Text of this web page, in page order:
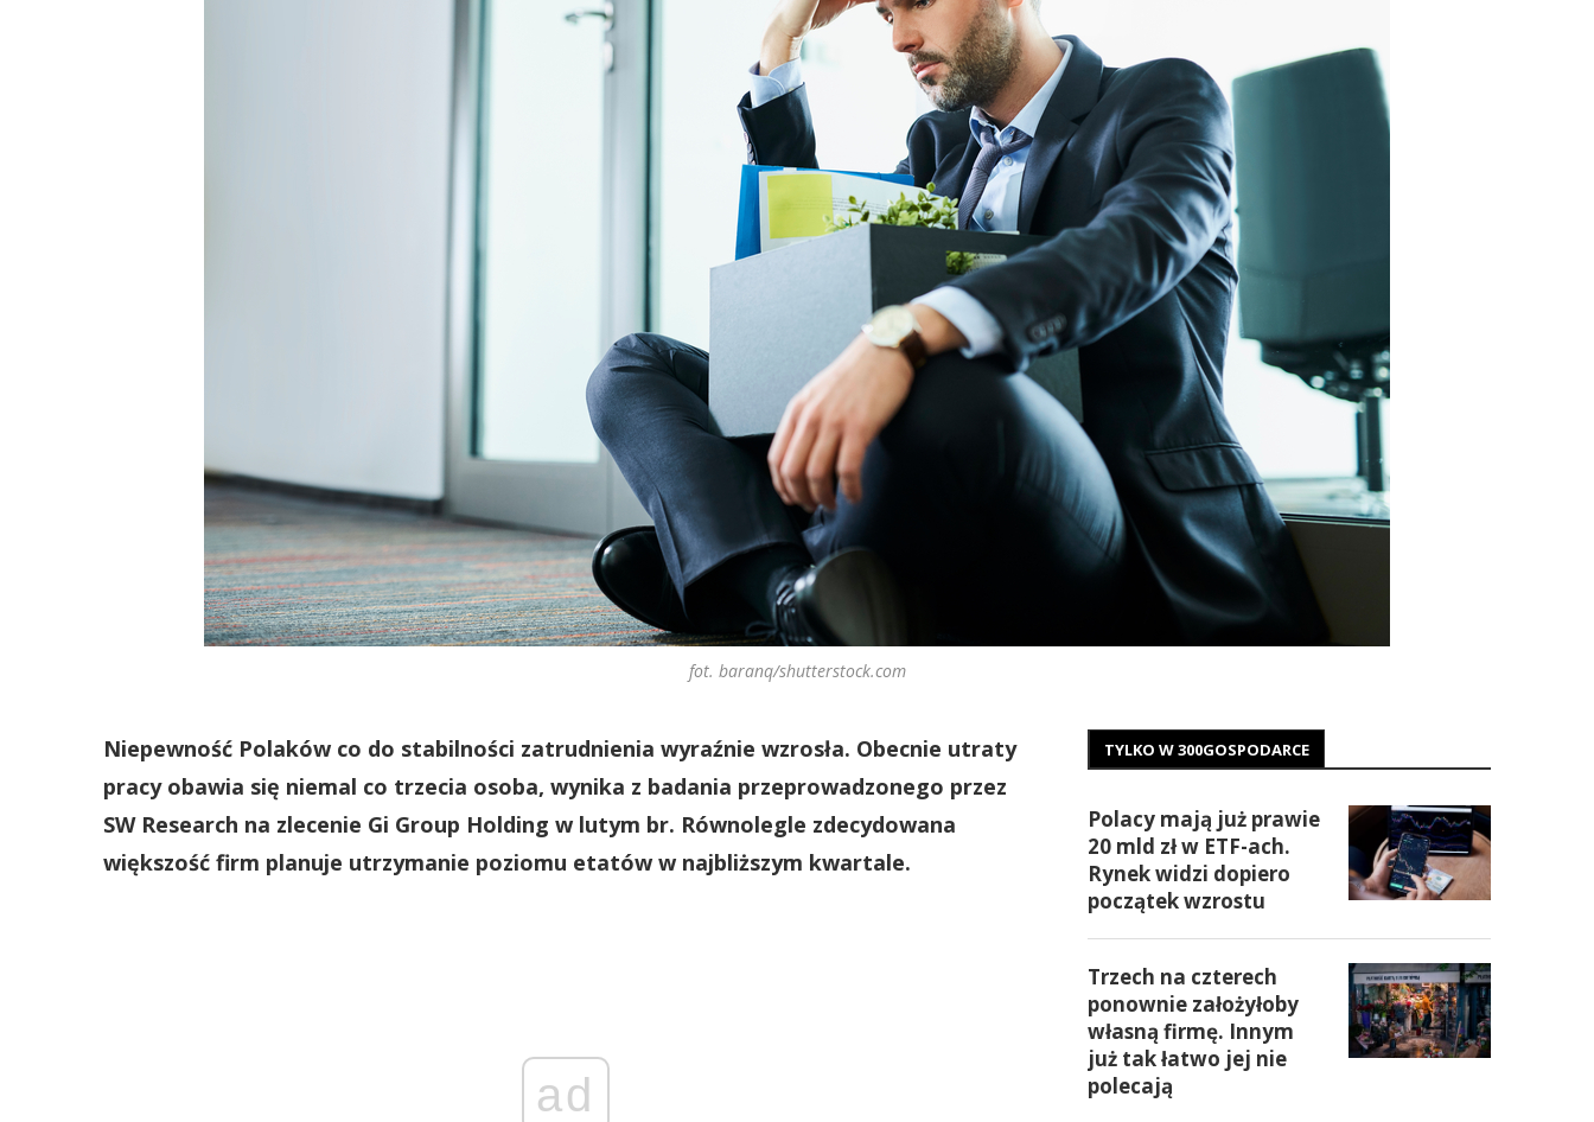
fot. baranq/shutterstock.com
Niepewność Polaków co do stabilności zatrudnienia wyraźnie wzrosła. Obecnie utraty
pracy obawia się niemal co trzecia osoba, wynika z badania przeprowadzonego przez
SW Research na zlecenie Gi Group Holding w lutym br. Równolegle zdecydowana
większość firm planuje utrzymanie poziomu etatów w najbliższym kwartale.
ad
TYLKO W 300GOSPODARCE
Polacy mają już prawie
20 mld zł w ETF-ach.
Rynek widzi dopiero
początek wzrostu
Trzech na czterech
ponownie założyłoby
własną firmę. Innym
już tak łatwo jej nie
polecają